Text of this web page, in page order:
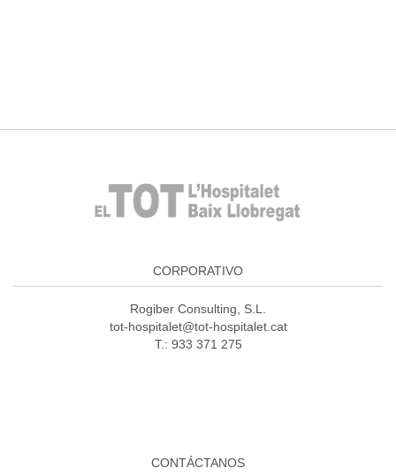
CORPORATIVO
Rogiber Consulting, S.L.
tot-hospitalet@tot-hospitalet.cat
T.: 933 371 275
CONTÁCTANOS